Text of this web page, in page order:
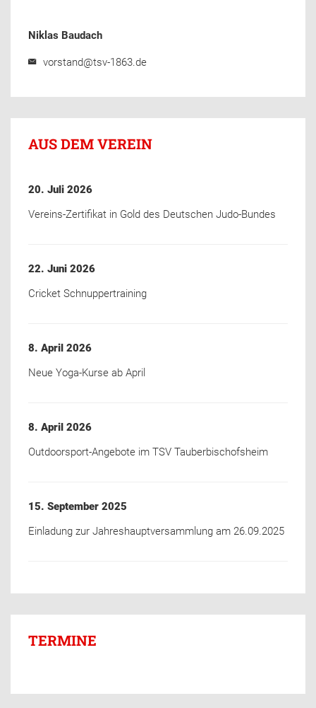
Niklas Baudach
vorstand@tsv-1863.de
AUS DEM VEREIN
20. Juli 2026
Vereins-Zertifikat in Gold des Deutschen Judo-Bundes
22. Juni 2026
Cricket Schnuppertraining
8. April 2026
Neue Yoga-Kurse ab April
8. April 2026
Outdoorsport-Angebote im TSV Tauberbischofsheim
15. September 2025
Einladung zur Jahreshauptversammlung am 26.09.2025
TERMINE